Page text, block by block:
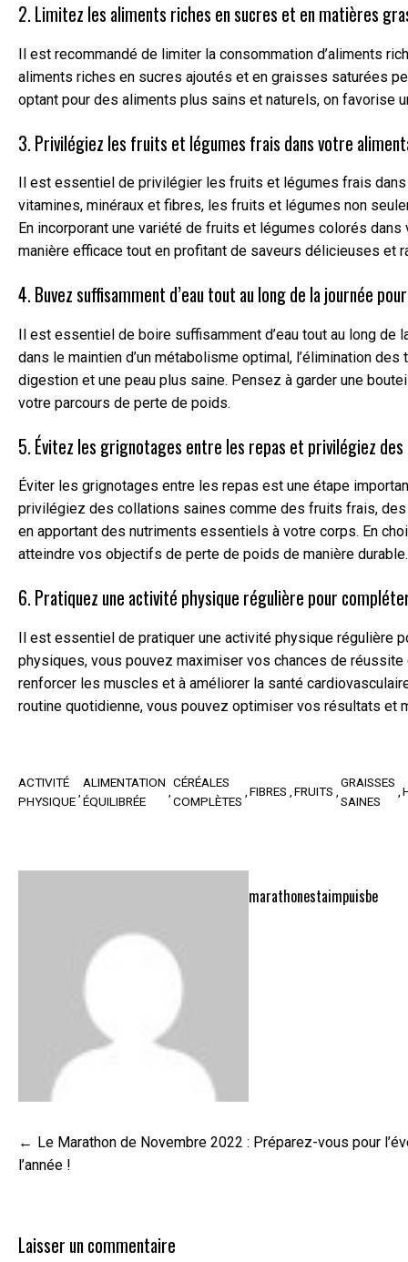
2. Limitez les aliments riches en sucres et en matières
Il est recommandé de limiter la consommation d’aliments
aliments riches en sucres ajoutés et en graisses saturées
optant pour des aliments plus sains et naturels, on favorise
3. Privilégiez les fruits et légumes frais dans votre
Il est essentiel de privilégier les fruits et légumes frais
vitamines, minéraux et fibres, les fruits et légumes non
En incorporant une variété de fruits et légumes colorés
manière efficace tout en profitant de saveurs délicieuses et
4. Buvez suffisamment d’eau tout au long de la journée
Il est essentiel de boire suffisamment d’eau tout au long de
dans le maintien d’un métabolisme optimal, l’élimination
digestion et une peau plus saine. Pensez à garder une
votre parcours de perte de poids.
5. Évitez les grignotages entre les repas et privilégiez des
Éviter les grignotages entre les repas est une étape
privilégiez des collations saines comme des fruits frais,
en apportant des nutriments essentiels à votre corps. En
atteindre vos objectifs de perte de poids de manière durable.
6. Pratiquez une activité physique régulière pour
Il est essentiel de pratiquer une activité physique régulière
physiques, vous pouvez maximiser vos chances de
renforcer les muscles et à améliorer la santé
routine quotidienne, vous pouvez optimiser vos résultats et
ACTIVITÉ
PHYSIQUE
ALIMENTATION
ÉQUILIBRÉE
CÉRÉALES
COMPLÈTES
FIBRES FRUITS
GRAISSES
SAINES
marathonestaimpuisbe
Navigation
de
Le Marathon de Novembre 2022 : Préparez-vous pour
l’année !
Laisser un commentaire